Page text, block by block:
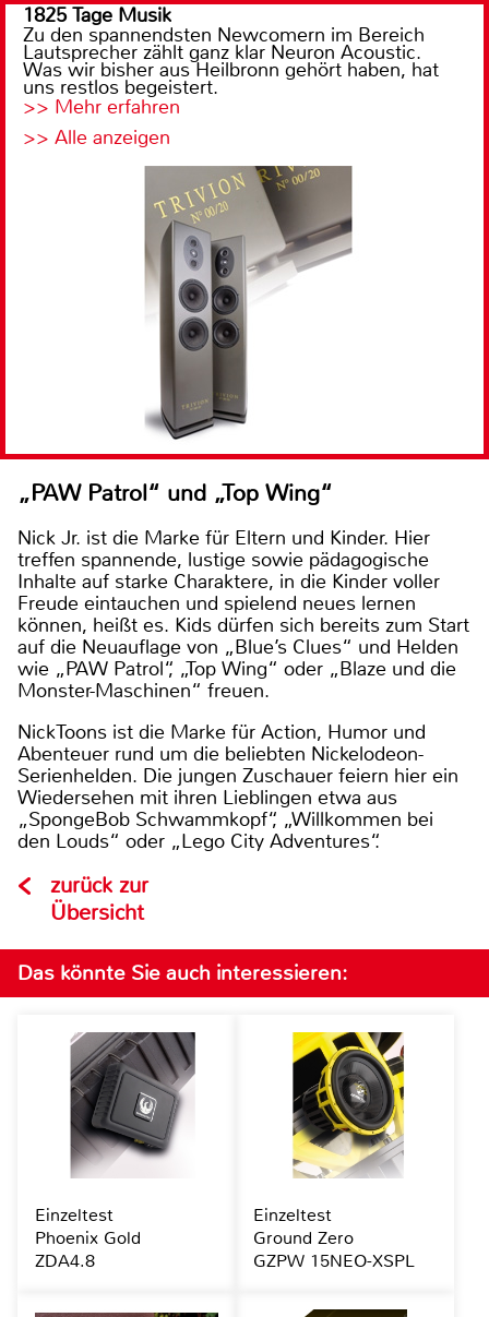
1825 Tage Musik
Zu den spannendsten Newcomern im Bereich
Lautsprecher zählt ganz klar Neuron Acoustic.
Was wir bisher aus Heilbronn gehört haben, hat
uns restlos begeistert.
>> Mehr erfahren
>> Alle anzeigen
„PAW Patrol“ und „Top Wing“
Nick Jr. ist die Marke für Eltern und Kinder. Hier
treffen spannende, lustige sowie pädagogische
Inhalte auf starke Charaktere, in die Kinder voller
Freude eintauchen und spielend neues lernen
können, heißt es. Kids dürfen sich bereits zum Start
auf die Neuauflage von „Blue’s Clues“ und Helden
wie „PAW Patrol“, „Top Wing“ oder „Blaze und die
Monster-Maschinen“ freuen.
NickToons ist die Marke für Action, Humor und
Abenteuer rund um die beliebten Nickelodeon-
Serienhelden. Die jungen Zuschauer feiern hier ein
Wiedersehen mit ihren Lieblingen etwa aus
„SpongeBob Schwammkopf“, „Willkommen bei
den Louds“ oder „Lego City Adventures“.
zurück zur
Übersicht
Das könnte Sie auch interessieren:
Einzeltest
Phoenix Gold
ZDA4.8
Einzeltest
Ground Zero
GZPW 15NEO-XSPL